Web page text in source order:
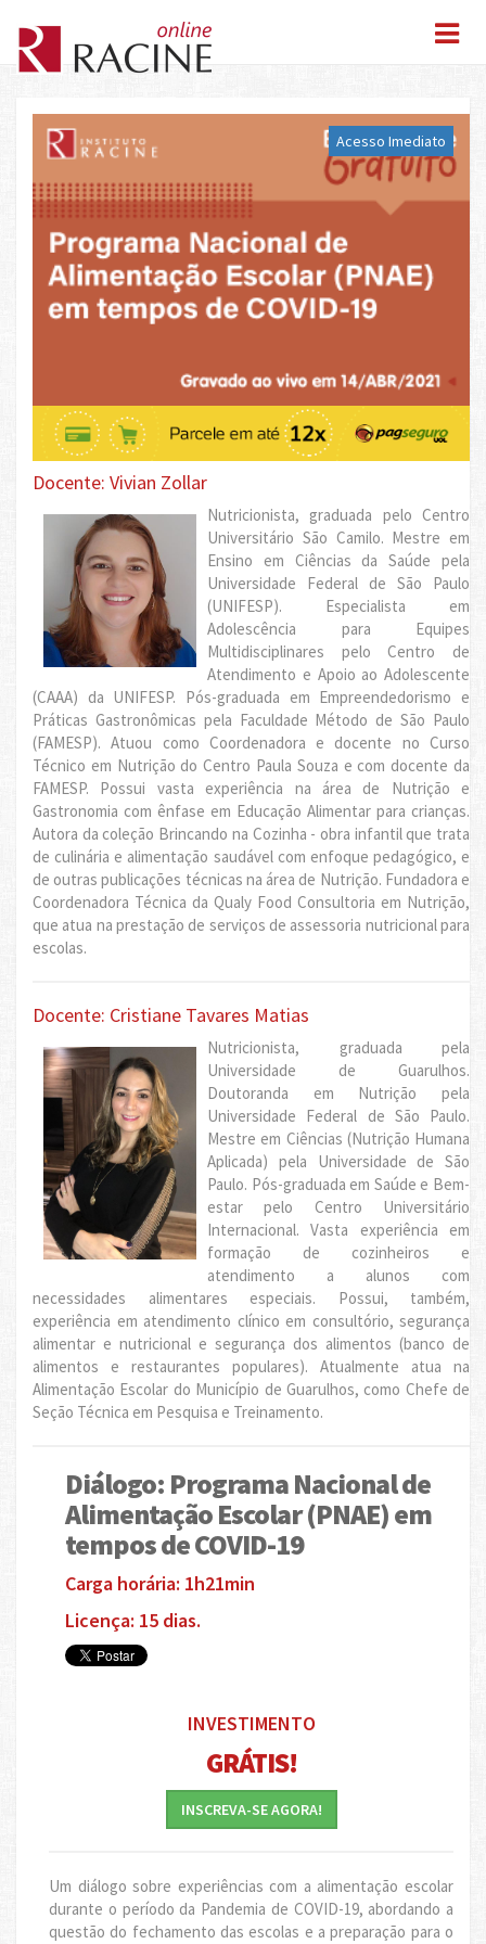
Acesso Imediato
Docente: Vivian Zollar
Nutricionista, graduada pelo Centro
Universitário São Camilo. Mestre em
Ensino em Ciências da Saúde pela
Universidade Federal de São Paulo
(UNIFESP). Especialista em
Adolescência para Equipes
Multidisciplinares pelo Centro de
Atendimento e Apoio ao Adolescente
(CAAA) da UNIFESP. Pós-graduada em Empreendedorismo e
Práticas Gastronômicas pela Faculdade Método de São Paulo
(FAMESP). Atuou como Coordenadora e docente no Curso
Técnico em Nutrição do Centro Paula Souza e com docente da
FAMESP. Possui vasta experiência na área de Nutrição e
Gastronomia com ênfase em Educação Alimentar para crianças.
Autora da coleção Brincando na Cozinha - obra infantil que trata
de culinária e alimentação saudável com enfoque pedagógico, e
de outras publicações técnicas na área de Nutrição. Fundadora e
Coordenadora Técnica da Qualy Food Consultoria em Nutrição,
que atua na prestação de serviços de assessoria nutricional para
escolas.
Docente: Cristiane Tavares Matias
Nutricionista, graduada pela
Universidade de Guarulhos.
Doutoranda em Nutrição pela
Universidade Federal de São Paulo.
Mestre em Ciências (Nutrição Humana
Aplicada) pela Universidade de São
Paulo. Pós-graduada em Saúde e Bem-
estar pelo Centro Universitário
Internacional. Vasta experiência em
formação de cozinheiros e
atendimento a alunos com
necessidades alimentares especiais. Possui, também,
experiência em atendimento clínico em consultório, segurança
alimentar e nutricional e segurança dos alimentos (banco de
alimentos e restaurantes populares). Atualmente atua na
Alimentação Escolar do Município de Guarulhos, como Chefe de
Seção Técnica em Pesquisa e Treinamento.
Diálogo: Programa Nacional de
Alimentação Escolar (PNAE) em
tempos de COVID-19
Carga horária: 1h21min
Licença: 15 dias.
INVESTIMENTO
GRÁTIS!
INSCREVA-SE AGORA!
Um diálogo sobre experiências com a alimentação escolar
durante o período da Pandemia de COVID-19, abordando a
questão do fechamento das escolas e a preparação para o